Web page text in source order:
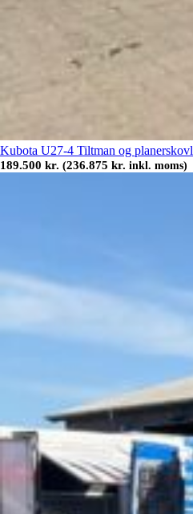
Kubota U27-4 Tiltman og planerskovl
189.500 kr. (236.875 kr. inkl. moms)